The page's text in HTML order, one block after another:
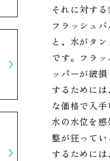
それに対す
フラッシュ
と、水がタ
です。フラ
ッパーが破
するために
な価格で入
水の水位を
整が狂って
するために